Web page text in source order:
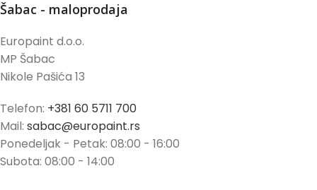
Šabac - maloprodaja
Europaint d.o.o.
MP Šabac
Nikole Pašića 13
Telefon: +381 60 5711 700
Mail: sabac@europaint.rs
Ponedeljak - Petak: 08:00 - 16:00
Subota: 08:00 - 14:00